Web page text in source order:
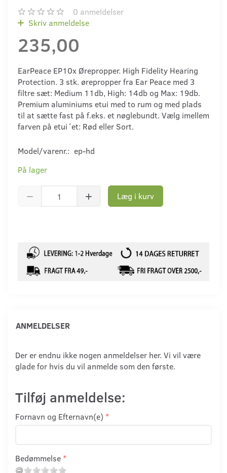
0 anmeldelser
Skriv anmeldelse
235,00
EarPeace EP10x Ørepropper. High Fidelity Hearing
Protection. 3 stk. ørepropper fra Ear Peace med 3
filtre sæt: Medium 11db, High: 14db og Max: 19db.
Premium aluminiums etui med to rum og med plads
til at sætte fast på f.eks. et nøglebundt. Vælg imellem
farven på etui´et: Rød eller Sort.
Model/varenr.: ep-hd
På lager
Læg i kurv
ANMELDELSER
Der er endnu ikke nogen anmeldelser her. Vi vil være
glade for hvis du vil anmelde som den første.
Tilføj anmeldelse:
Fornavn og Efternavn(e)
Bedømmelse